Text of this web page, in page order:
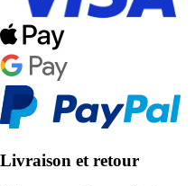
Livraison et retour